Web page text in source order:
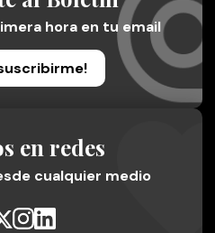
hora en tu email
en redes
cualquier medio